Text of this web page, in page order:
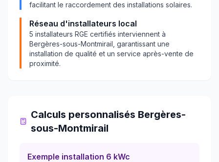
facilitant le raccordement des installations solaires.
Réseau d'installateurs local
5 installateurs RGE certifiés interviennent à
Bergères-sous-Montmirail , garantissant une
installation de qualité et un service après-vente de
proximité.
Calculs personnalisés Bergères-
sous-Montmirail
Exemple installation 6 kWc